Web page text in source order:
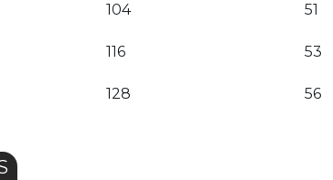
104 51
116 53
128 56